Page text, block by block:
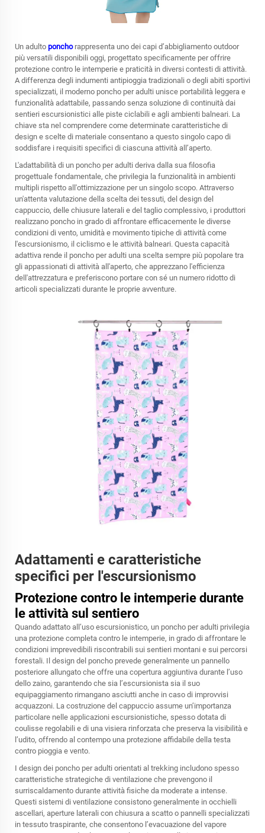
Un adulto poncho rappresenta uno dei capi d’abbigliamento outdoor
più versatili disponibili oggi, progettato specificamente per offrire
protezione contro le intemperie e praticità in diversi contesti di attività.
A differenza degli indumenti antipioggia tradizionali o degli abiti sportivi
specializzati, il moderno poncho per adulti unisce portabilità leggera e
funzionalità adattabile, passando senza soluzione di continuità dai
sentieri escursionistici alle piste ciclabili e agli ambienti balneari. La
chiave sta nel comprendere come determinate caratteristiche di
design e scelte di materiale consentano a questo singolo capo di
soddisfare i requisiti specifici di ciascuna attività all’aperto.
L'adattabilità di un poncho per adulti deriva dalla sua filosofia
progettuale fondamentale, che privilegia la funzionalità in ambienti
multipli rispetto all'ottimizzazione per un singolo scopo. Attraverso
un'attenta valutazione della scelta dei tessuti, del design del
cappuccio, delle chiusure laterali e del taglio complessivo, i produttori
realizzano poncho in grado di affrontare efficacemente le diverse
condizioni di vento, umidità e movimento tipiche di attività come
l'escursionismo, il ciclismo e le attività balneari. Questa capacità
adattiva rende il poncho per adulti una scelta sempre più popolare tra
gli appassionati di attività all'aperto, che apprezzano l'efficienza
dell'attrezzatura e preferiscono portare con sé un numero ridotto di
articoli specializzati durante le proprie avventure.
Adattamenti e caratteristiche
specifici per l'escursionismo
Protezione contro le intemperie durante
le attività sul sentiero
Quando adattato all’uso escursionistico, un poncho per adulti privilegia
una protezione completa contro le intemperie, in grado di affrontare le
condizioni imprevedibili riscontrabili sui sentieri montani e sui percorsi
forestali. Il design del poncho prevede generalmente un pannello
posteriore allungato che offre una copertura aggiuntiva durante l’uso
dello zaino, garantendo che sia l’escursionista sia il suo
equipaggiamento rimangano asciutti anche in caso di improvvisi
acquazzoni. La costruzione del cappuccio assume un’importanza
particolare nelle applicazioni escursionistiche, spesso dotata di
coulisse regolabili e di una visiera rinforzata che preserva la visibilità e
l’udito, offrendo al contempo una protezione affidabile della testa
contro pioggia e vento.
I design dei poncho per adulti orientati al trekking includono spesso
caratteristiche strategiche di ventilazione che prevengono il
surriscaldamento durante attività fisiche da moderate a intense.
Questi sistemi di ventilazione consistono generalmente in occhielli
ascellari, aperture laterali con chiusura a scatto o pannelli specializzati
in tessuto traspirante, che consentono l’evacuazione del vapore